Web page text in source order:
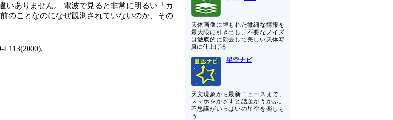
いありません。 電波で見ると非常に明るい「カ
のことなのになぜ観測されていないのか、その
天体画像に埋もれた微細な情報を
最大限に引き出し、不要なノイズ
は徹底的に除去して美しい天体写
真に仕上げる
星空ナビ
天文現象から最新ニュースまで、
スマホをかざすと話題がうかぶ。
不思議がいっぱいの星空を楽しも
う